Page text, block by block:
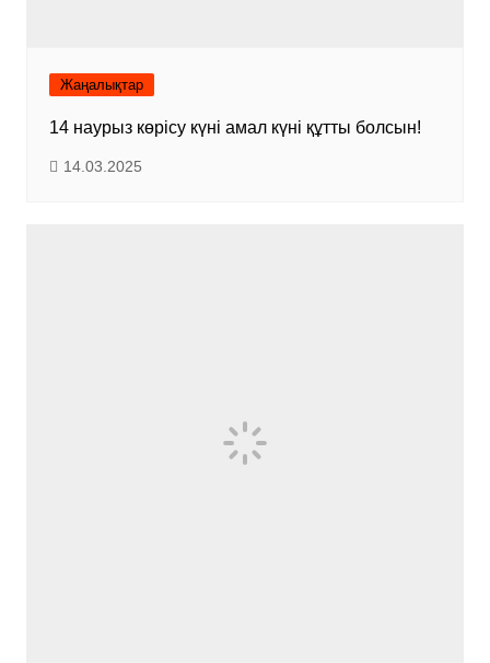
Жаңалықтар
14 наурыз көрісу күні амал күні құтты болсын!
14.03.2025